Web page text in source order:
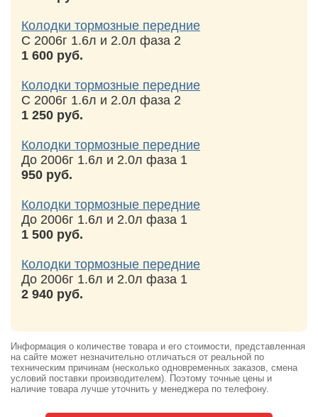
Колодки тормозные передние
С 2006г 1.6л и 2.0л фаза 2
1 600 руб.
Колодки тормозные передние
С 2006г 1.6л и 2.0л фаза 2
1 250 руб.
Колодки тормозные передние
До 2006г 1.6л и 2.0л фаза 1
950 руб.
Колодки тормозные передние
До 2006г 1.6л и 2.0л фаза 1
1 500 руб.
Колодки тормозные передние
До 2006г 1.6л и 2.0л фаза 1
2 940 руб.
Информация о количестве товара и его стоимости, представленная
на сайте может незначительно отличаться от реальной по
техническим причинам (несколько одновременных заказов, смена
условий поставки производителем). Поэтому точные цены и
наличие товара лучше уточнить у менеджера по телефону.